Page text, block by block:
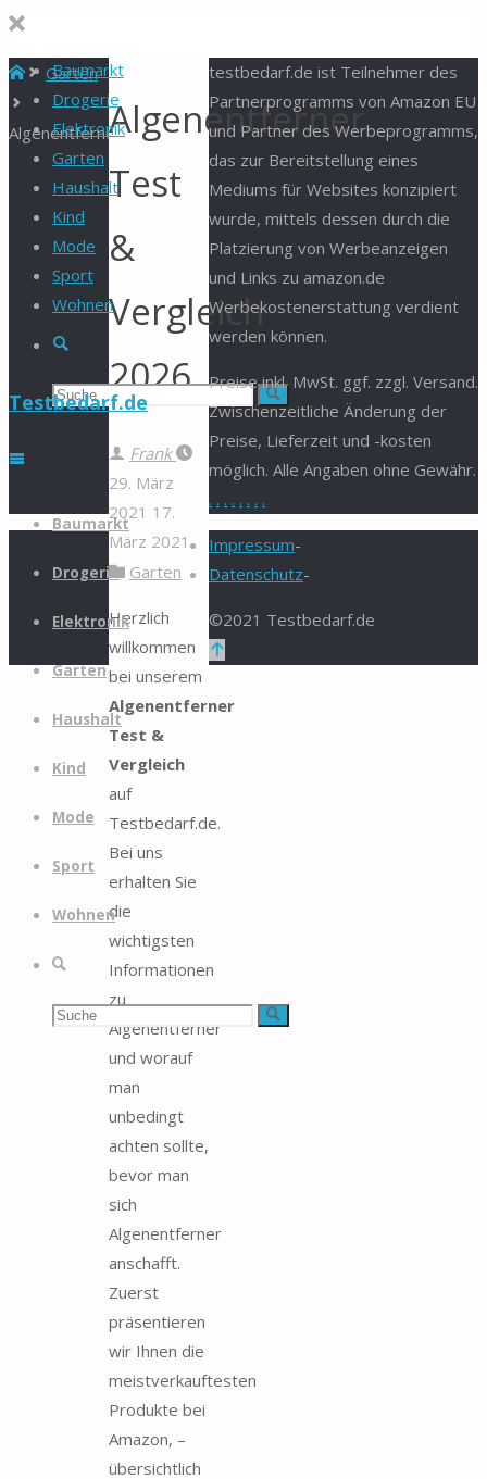
Baumarkt
Drogerie
Elektronik
Garten
Haushalt
Kind
Mode
Sport
Wohnen
Suche
Suchen Suche
Testbedarf.de
Zum
springen
Baumarkt
Drogerie
Elektronik
Garten
Haushalt
Kind
Mode
Sport
Wohnen
Suche
Suchen Suche
StartGarten
AlgenentfernerAlgenentferner
Test
&
Vergleich
2026
Frank
29. März
2021 17.
März 2021
Garten
Herzlich
willkommen
bei unserem
Algenentferner
Test &
Vergleich
auf
Testbedarf.de.
Bei uns
erhalten Sie
die
wichtigsten
Informationen
zu
Algenentferner
und worauf
man
unbedingt
achten sollte,
bevor man
sich
Algenentferner
anschafft.
Zuerst
präsentieren
wir Ihnen die
meistverkauftesten
Produkte bei
Amazon, –
übersichtlich
testbedarf.de ist Teilnehmer des
Partnerprogramms von Amazon EU
und Partner des Werbeprogramms,
das zur Bereitstellung eines
Mediums für Websites konzipiert
wurde, mittels dessen durch die
Platzierung von Werbeanzeigen
und Links zu amazon.de
Werbekostenerstattung verdient
werden können.
Preise inkl. MwSt. ggf. zzgl. Versand.
Zwischenzeitliche Änderung der
Preise, Lieferzeit und -kosten
möglich. Alle Angaben ohne Gewähr.
. . . . . . . .
Impressum-
Datenschutz-
©2021 Testbedarf.de
Zurück
oben